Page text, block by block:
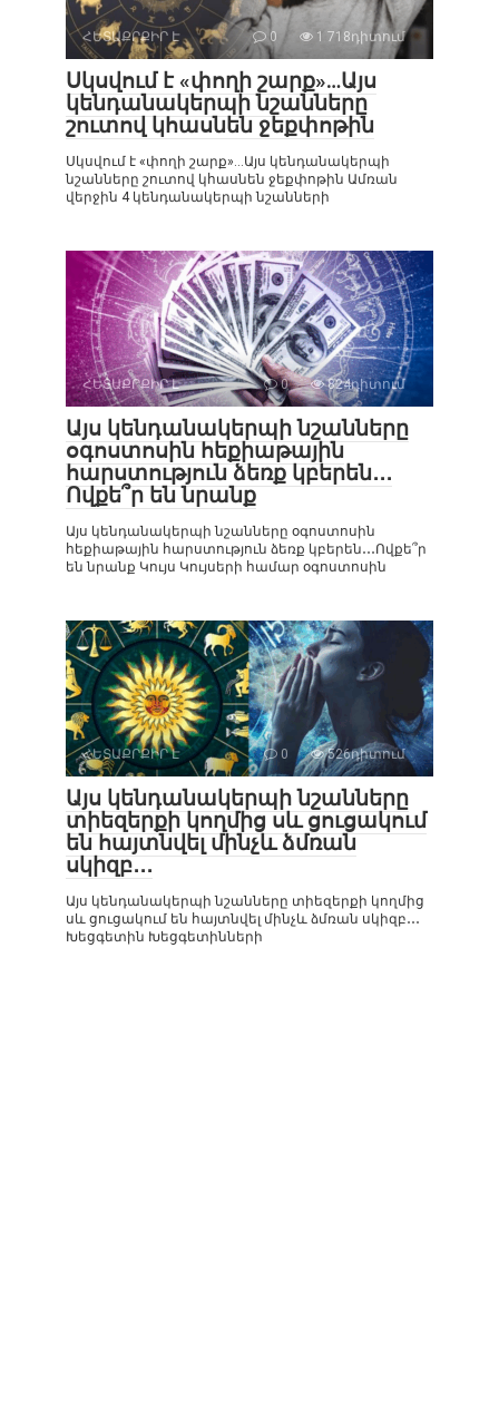
ՀԵՏԱՔՐՔԻՐ Է 0 1 718դիտում
Սկսվում է «փողի շարք»…Այս
կենդանակերպի նշանները
շուտով կհասնեն ջեքփոթին
Սկսվում է «փողի շարք»…Այս կենդանակերպի
նշանները շուտով կհասնեն ջեքփոթին Ամռան
վերջին 4 կենդանակերպի նշանների
ՀԵՏԱՔՐՔԻՐ Է 0 824դիտում
Այս կենդանակերպի նշանները
օգոստոսին հեքիաթային
հարստություն ձեռք կբերեն․․․
Ովքե՞ր են նրանք
Այս կենդանակերպի նշանները օգոստոսին
հեքիաթային հարստություն ձեռք կբերեն․․․Ովքե՞ր
են նրանք Կույս Կույսերի համար օգոստոսին
ՀԵՏԱՔՐՔԻՐ Է 0 526դիտում
Այս կենդանակերպի նշանները
տիեզերքի կողմից սև ցուցակում
են հայտնվել մինչև ձմռան
սկիզբ․․․
Այս կենդանակերպի նշանները տիեզերքի կողմից
սև ցուցակում են հայտնվել մինչև ձմռան սկիզբ․․․
Խեցգետին Խեցգետինների